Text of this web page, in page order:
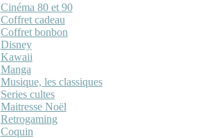
Cinéma 80 et 90
Coffret cadeau
Coffret bonbon
Disney
Kawaii
Manga
Musique, les classiques
Series cultes
Maitresse Noël
Retrogaming
Coquin